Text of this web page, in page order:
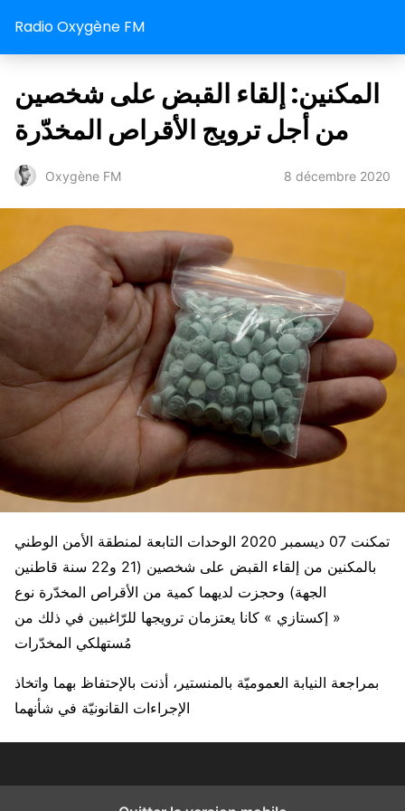
Radio Oxygène FM
المكنين: إلقاء القبض على شخصين
من أجل ترويج الأقراص المخدّرة
Oxygène FM 8 décembre 2020
تمكنت 07 ديسمبر 2020 الوحدات التابعة لمنطقة الأمن الوطني
بالمكنين من إلقاء القبض على شخصين (21 و22 سنة قاطنين
الجهة) وحجزت لديهما كمية من الأقراص المخدّرة نوع
« إكستازي » كانا يعتزمان ترويجها للرّاغبين في ذلك من
مُستهلكي المخدّرات
بمراجعة النيابة العموميّة بالمنستير، أذنت بالإحتفاظ بهما واتخاذ
الإجراءات القانونيّة في شأنهما